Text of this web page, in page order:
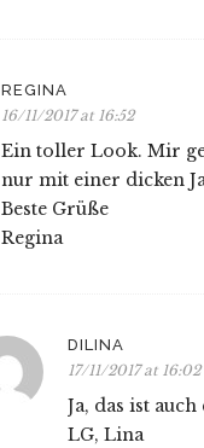
REGINA
16/11/2017 at 16:52
Ein toller Look. Mir
nur mit einer dicken
Beste Grüße
Regina
DILINA
17/11/2017 at 16:02
Ja, das ist
LG, Lina